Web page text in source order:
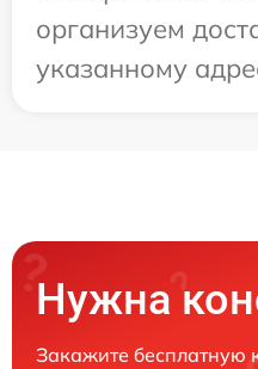
организуем
указанному
Нужна
Закажите бесплатную